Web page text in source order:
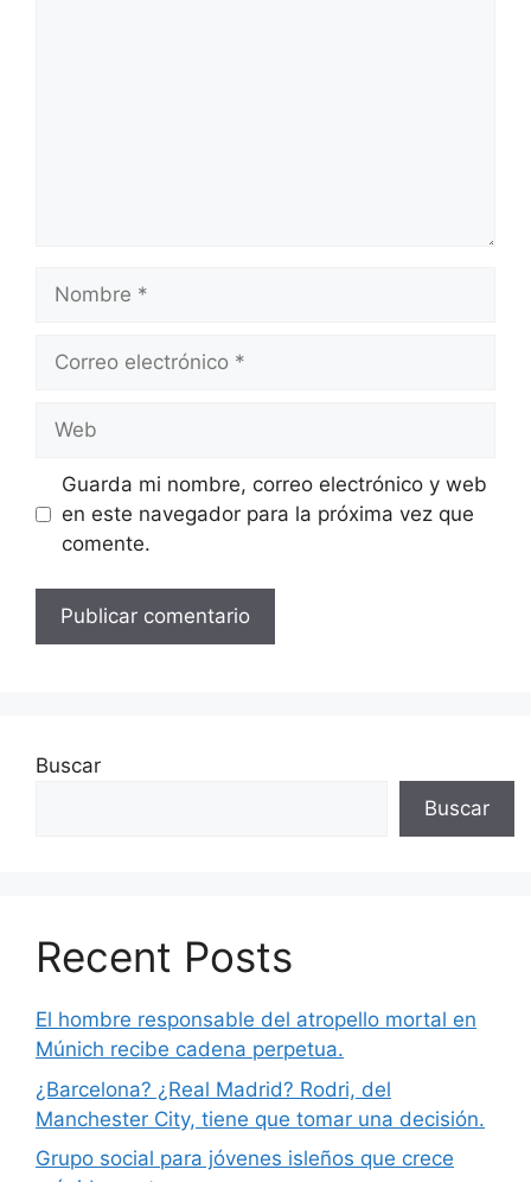
electrónico
Guarda mi nombre, correo electrónico y web
en este navegador para la próxima vez que
comente.
Buscar
Buscar
Recent Posts
El hombre responsable del atropello mortal en
Múnich recibe cadena perpetua.
¿Barcelona? ¿Real Madrid? Rodri, del
Manchester City, tiene que tomar una decisión.
Grupo social para jóvenes isleños que crece